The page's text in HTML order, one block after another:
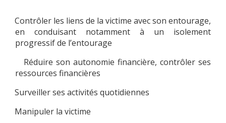
Contrôler les liens de la victime avec son entourage,
en conduisant notamment à un isolement
progressif de l’entourage
Réduire son autonomie financière, contrôler ses
ressources financières
Surveiller ses activités quotidiennes
Manipuler la victime